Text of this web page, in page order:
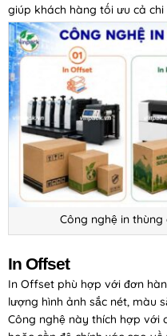
giúp khách hàng tối ưu cả
Công nghệ in
In Offset
In Offset phù hợp với đơn
lượng hình ảnh sắc nét, màu
Công nghệ này thích hợp với